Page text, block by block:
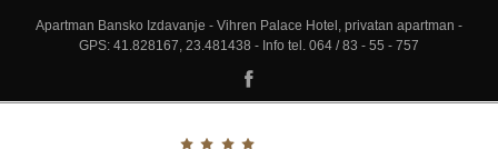
Apartman Bansko Izdavanje - Vihren Palace Hotel, privatan apartman -
GPS: 41.828167, 23.481438 - Info tel. 064 / 83 - 55 - 757